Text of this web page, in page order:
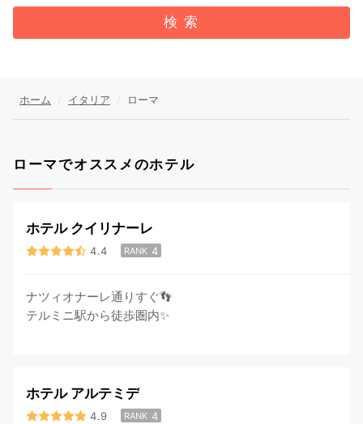
検 索
ホーム イタリア ローマ
ローマでオススメのホテル
ホテル クイリナーレ
4.4 RANK 4
ナツィオナーレ通りすぐ👣
テルミニ駅から徒歩圏内✨
ホテル アルテミデ
4.9 RANK 4